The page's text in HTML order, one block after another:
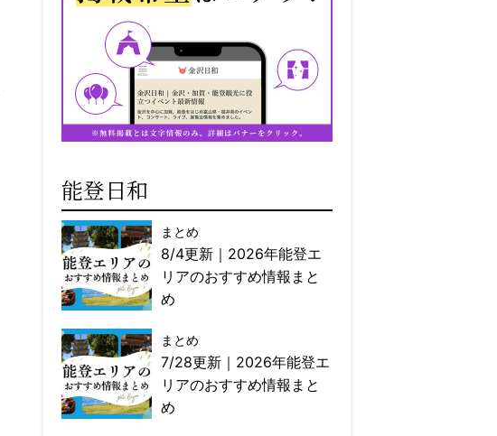
能登日和
まとめ
8/4更新｜2026年能登エ
リアのおすすめ情報まと
め
まとめ
7/28更新｜2026年能登エ
リアのおすすめ情報まと
め